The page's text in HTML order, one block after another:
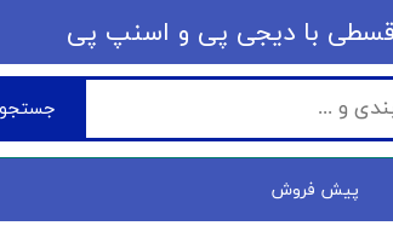
جستجو
با دیجی پی ​​​​​​​و اسنپ پی
پیش فروش